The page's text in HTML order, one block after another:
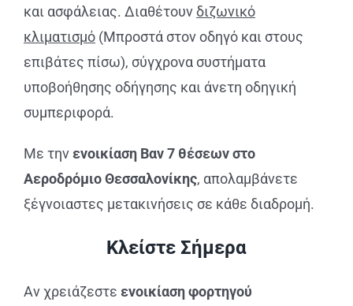
και ασφάλειας. Διαθέτουν διζωνικό
κλιματισμό(Μπροστά στον οδηγό και στους
επιβάτες πίσω), σύγχρονα συστήματα
υποβοήθησης οδήγησης και άνετη οδηγική
συμπεριφορά.
Με την ενοικίαση Βαν 7 θέσεων στο
Αεροδρόμιο Θεσσαλονίκης, απολαμβάνετε
ξέγνοιαστες μετακινήσεις σε κάθε διαδρομή.
Κλείστε Σήμερα
Αν χρειάζεστε ενοικίαση φορτηγού